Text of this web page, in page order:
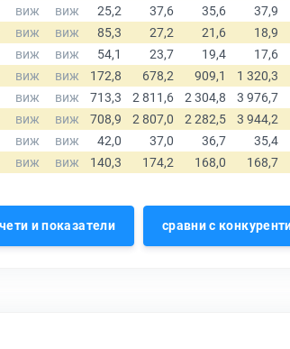
и показатели сравни с